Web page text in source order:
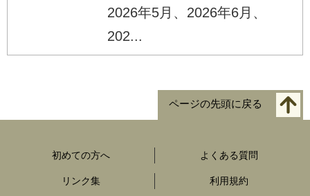
2026年5月、2026年6月、
202...
ページの先頭に戻る
初めての方へ よくある質問
リンク集 利用規約